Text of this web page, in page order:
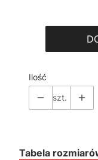
Ilość
szt.
Tabela